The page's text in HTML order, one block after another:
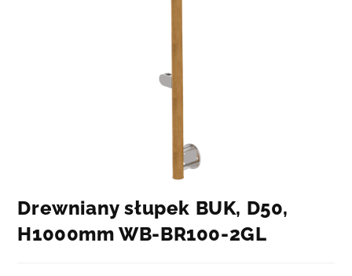
Drewniany słupek BUK, D50,
H1000mm WB-BR100-2GL